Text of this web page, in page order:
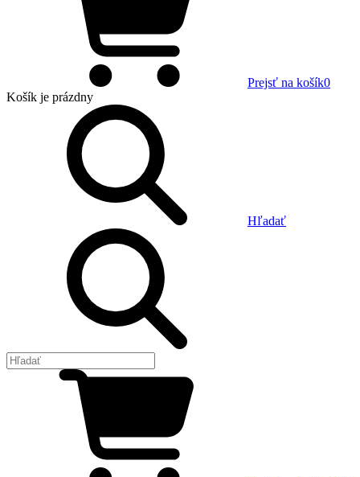
Prejsť na košík0
Košík je prázdny
Hľadať